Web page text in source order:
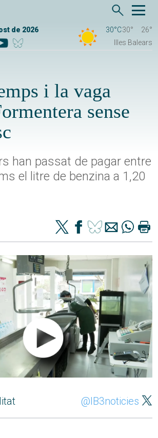
de 2026 30°C30°
26°
Illes Balears
i la vaga
sense
han passat de pagar entre
el litre de benzina a 1,20
@IB3noticies